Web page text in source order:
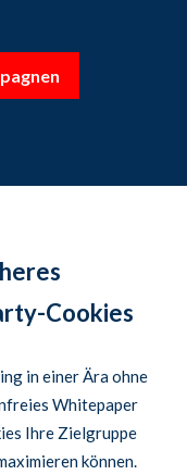
Cookies
in einer Ära ohne
Whitepaper
Ihre Zielgruppe
können.